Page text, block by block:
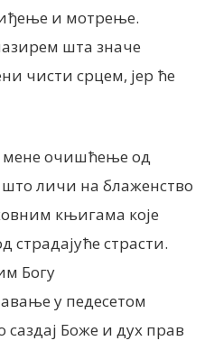
и мотрење.
шта значе
чисти срцем, јер ће
мене очишћење од
личи на блаженство
књигама које
страдајуће страсти.
Богу
у педесетом
саздај Боже и дух прав